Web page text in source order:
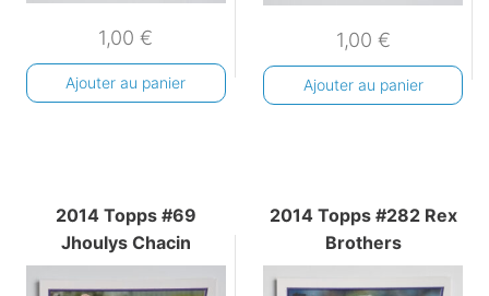
1,00€
Ajouter au panier
1,00 €
Ajouter au panier
2014 Topps #69
Jhoulys Chacin
2014 Topps #282 Rex
Brothers